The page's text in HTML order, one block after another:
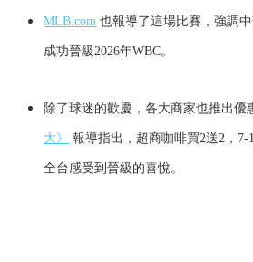
MLB.com 也報導了這場比賽，強調
成功晉級2026年WBC。
除了球迷的歡慶，各大商家也推出優
大》 報導指出，超商咖啡買2送2，7-
全台感受到晉級的喜悅。